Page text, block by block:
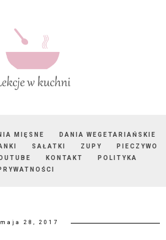
MIĘSNE
DANIA WEGETARIAŃSKIE
SAŁATKI ZUPY
PIECZYWO
KONTAKT
POLITYKA
maja 28, 2017